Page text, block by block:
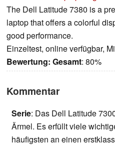
The Dell Latitude 7380 is a
laptop that offers a colorful
good performance.
Einzeltest, online verfügbar,
Bewertung: Gesamt: 80%
Kommentar
Serie: Das Dell Latitude
Ärmel. Es erfüllt viele
häufigsten an einen